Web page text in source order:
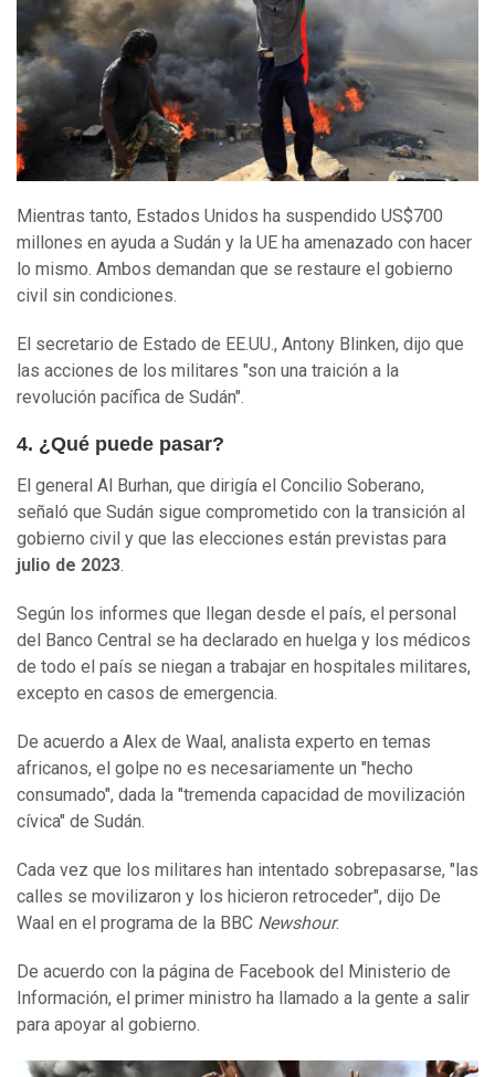
Mientras tanto, Estados Unidos ha suspendido US$700
millones en ayuda a Sudán y la UE ha amenazado con hacer
lo mismo. Ambos demandan que se restaure el gobierno
civil sin condiciones.
El secretario de Estado de EE.UU., Antony Blinken, dijo que
las acciones de los militares "son una traición a la
revolución pacífica de Sudán".
4. ¿Qué puede pasar?
El general Al Burhan, que dirigía el Concilio Soberano,
señaló que Sudán sigue comprometido con la transición al
gobierno civil y que las elecciones están previstas para
julio de 2023.
Según los informes que llegan desde el país, el personal
del Banco Central se ha declarado en huelga y los médicos
de todo el país se niegan a trabajar en hospitales militares,
excepto en casos de emergencia.
De acuerdo a Alex de Waal, analista experto en temas
africanos, el golpe no es necesariamente un "hecho
consumado", dada la "tremenda capacidad de movilización
cívica" de Sudán.
Cada vez que los militares han intentado sobrepasarse, "las
calles se movilizaron y los hicieron retroceder", dijo De
Waal en el programa de la BBC Newshour.
De acuerdo con la página de Facebook del Ministerio de
Información, el primer ministro ha llamado a la gente a salir
para apoyar al gobierno.